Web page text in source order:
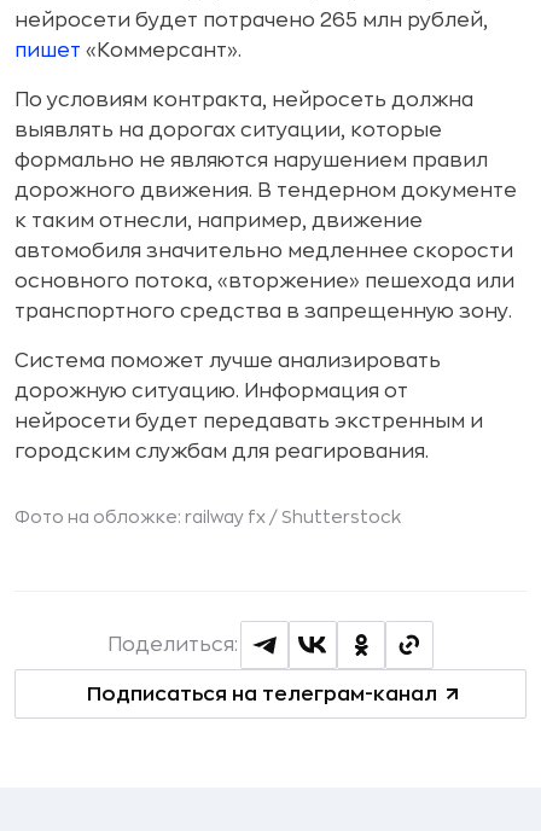
нейросети будет потрачено 265 млн рублей,
пишет «Коммерсант».
По условиям контракта, нейросеть должна
выявлять на дорогах ситуации, которые
формально не являются нарушением правил
дорожного движения. В тендерном документе
к таким отнесли, например, движение
автомобиля значительно медленнее скорости
основного потока, «вторжение» пешехода или
транспортного средства в запрещенную зону.
Система поможет лучше анализировать
дорожную ситуацию. Информация от
нейросети будет передавать экстренным и
городским службам для реагирования.
Фото на обложке: railway fx / Shutterstock
Подписаться на телеграм-канал
Поделиться: